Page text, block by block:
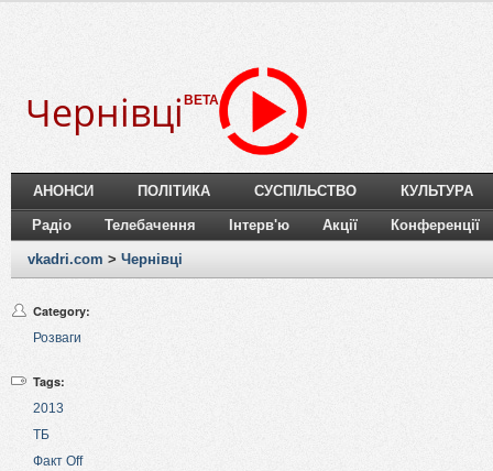
Чернівці BETA
АНОНСИ ПОЛІТИКА СУСПІЛЬСТВО КУЛЬТУРА
Радіо Телебачення Інтерв'ю Акції Конференції
vkadri.com > Чернівці
Category:
Розваги
Tags:
2013
ТБ
Факт Off